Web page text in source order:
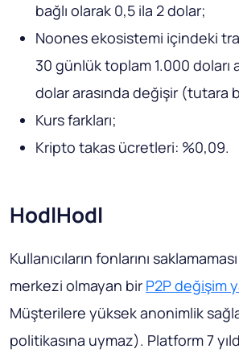
bağlı olarak 0,5 ila 2 dolar;
Noones ekosistemi içindeki
30 günlük toplam 1.000 doları
dolar arasında değişir (tutara
Kurs farkları;
Kripto takas ücretleri: %0,09.
HodlHodl
Kullanıcıların fonlarını
merkezi olmayan bir P2P değişim
Müşterilere yüksek anonimlik
politikasına uymaz). Platform 7